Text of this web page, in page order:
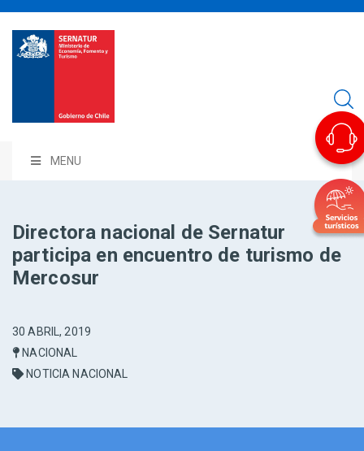
MENU
Directora nacional de Sernatur
participa en encuentro de turismo de
Mercosur
30 ABRIL, 2019
NACIONAL
NOTICIA NACIONAL